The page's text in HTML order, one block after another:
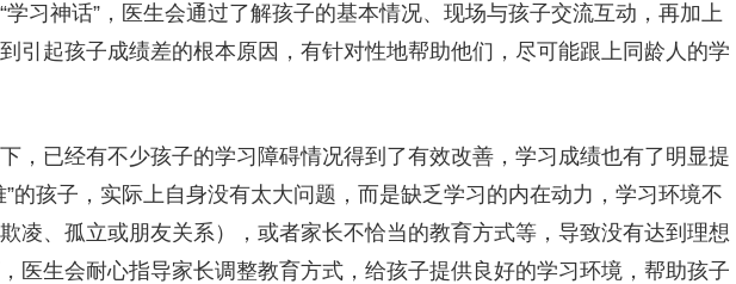
学习神话”，医生会通过了解孩子的基本情况、现场与孩子交流互动，再加上
引起孩子成绩差的根本原因，有针对性地帮助他们，尽可能跟上同龄人的学
，已经有不少孩子的学习障碍情况得到了有效改善，学习成绩也有了明显提
”的孩子，实际上自身没有太大问题，而是缺乏学习的内在动力，学习环境不
凌、孤立或朋友关系），或者家长不恰当的教育方式等，导致没有达到理想
医生会耐心指导家长调整教育方式，给孩子提供良好的学习环境，帮助孩子